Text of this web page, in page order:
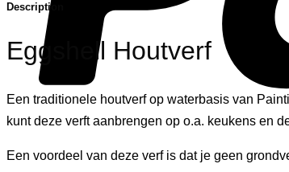
Description
Eggshell Houtverf
Een traditionele houtverf op waterbasis van
kunt deze verft aanbrengen op o.a. keukens en
Een voordeel van deze verf is dat je geen